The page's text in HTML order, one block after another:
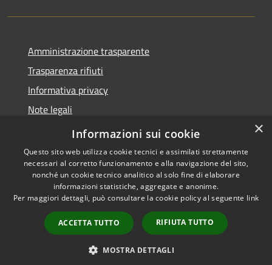
Amministrazione trasparente
Trasparenza rifiuti
Informativa privacy
Note legali
Dichiarazione di accessibilità
Accessibilità
Copyright © 2026 • Città di
Messina • Powered by
Municipium•
Accesso
redazione
×
Informazioni sui cookie
Questo sito web utilizza cookie tecnici e assimilati strettamente
necessari al corretto funzionamento e alla navigazione del sito,
nonché un cookie tecnico analitico al solo fine di elaborare
informazioni statistiche, aggregate e anonime.
Per maggiori dettagli, può consultare la cookie policy al seguente link
ACCETTA TUTTO RIFIUTA TUTTO
MOSTRA DETTAGLI